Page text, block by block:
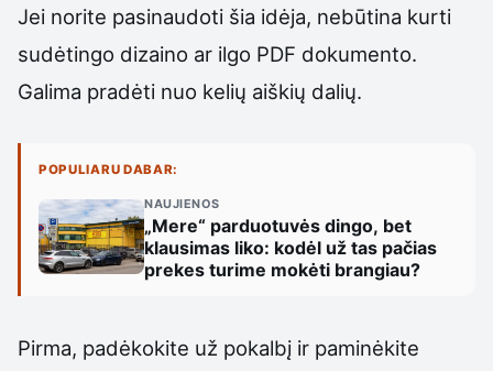
Jei norite pasinaudoti šia idėja, nebūtina kurti
sudėtingo dizaino ar ilgo PDF dokumento.
Galima pradėti nuo kelių aiškių dalių.
POPULIARU DABAR:
NAUJIENOS
„Mere“ parduotuvės dingo, bet
klausimas liko: kodėl už tas pačias
prekes turime mokėti brangiau?
Pirma, padėkokite už pokalbį ir paminėkite